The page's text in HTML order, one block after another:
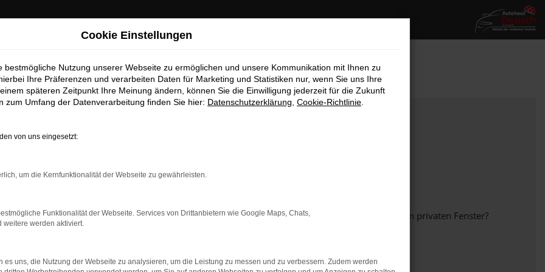
bestimmter Seiten verhindern. Funktioniert die Seite in einem anderen Browser oder in einem privaten Fenster?
auf dem neuesten Stand sind.
Cookie Einstellungen
bestmögliche Nutzung unserer Webseite zu ermöglichen und unsere Kommunikation mit Ihnen zu
Ihre Präferenzen und verarbeiten Daten für Marketing und Statistiken nur, wenn Sie uns Ihre
späteren Zeitpunkt Ihre Meinung ändern, können Sie die Einwilligung jederzeit für die Zukunft
zum Umfang der Datenverarbeitung finden Sie hier: Datenschutzerklärung Cookie-Richtlinie
von uns eingesetzt:
um die Kernfunktionalität der Webseite zu gewährleisten.
Funktionalität der Webseite. Services von Drittanbietern wie Google Maps, Chats,
weitere werden aktiviert.
es uns, die Nutzung der Webseite zu analysieren, um die Leistung zu messen und zu verbessern. Zudem werden